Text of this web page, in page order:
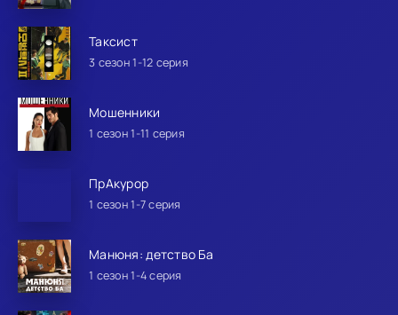
Таксист
3 сезон 1-12 серия
Мошенники
1 сезон 1-11 серия
ПрАкурор
1 сезон 1-7 серия
Манюня: детство Ба
1 сезон 1-4 серия